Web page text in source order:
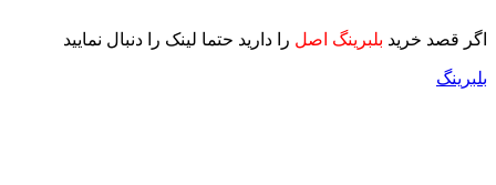
اگر قصد خرید بلبرینگ اصل را دارید حتما لینک را دنبال نمایید
بلبرینگ